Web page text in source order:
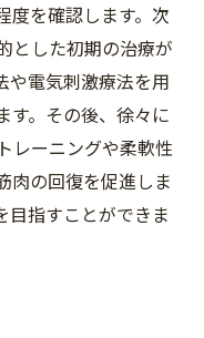
度を確認します。次
とした初期の治療が
や電気刺激療法を用
す。その後、徐々に
レーニングや柔軟性
肉の回復を促進しま
目指すことができま